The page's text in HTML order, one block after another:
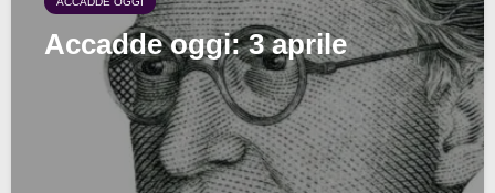
Accadde oggi: 3 aprile